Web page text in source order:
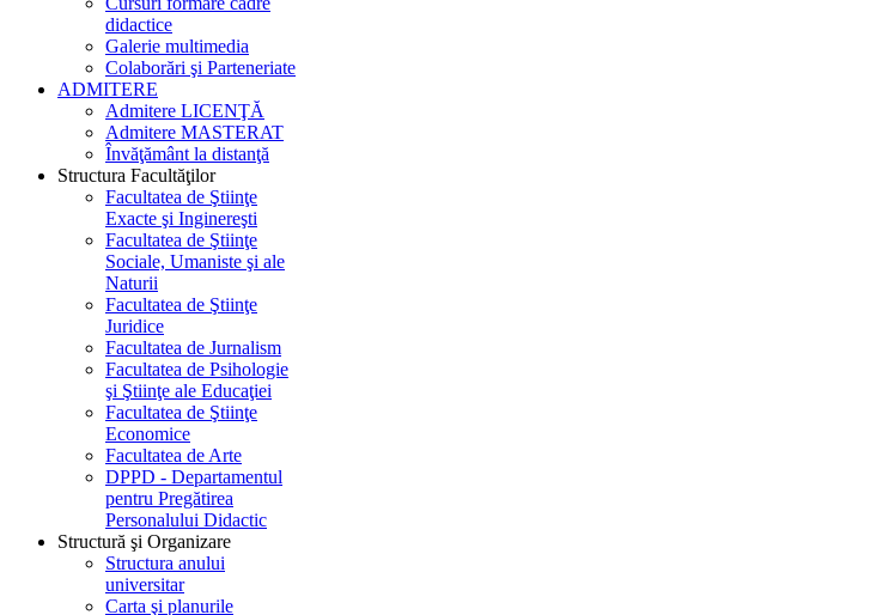
didactice
Galerie multimedia
Colaborări şi Parteneriate
ADMITERE
Admitere LICENŢĂ
Admitere MASTERAT
Învăţământ la distanţă
Structura Facultăţilor
Facultatea de Ştiinţe
Exacte şi Inginereşti
Facultatea de Ştiinţe
Sociale, Umaniste şi ale
Naturii
Facultatea de Ştiinţe
Juridice
Facultatea de Jurnalism
Facultatea de Psihologie
şi Ştiinţe ale Educaţiei
Facultatea de Ştiinţe
Economice
Facultatea de Arte
DPPD - Departamentul
pentru Pregătirea
Personalului Didactic
Structură şi Organizare
Structura anului
universitar
Carta şi planurile